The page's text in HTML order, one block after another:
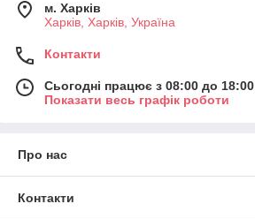
м. Харків
Харків, Харків, Україна
Контакти
Сьогодні працює з 08:00 до 18:00
Показати весь графік роботи
Про нас
Контакти